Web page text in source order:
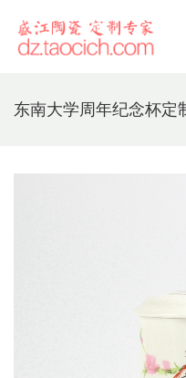
东南大学周年纪念杯定